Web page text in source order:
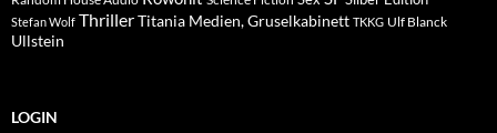
Stefan Wolf ThrillerTitania Medien, Gruselkabinett TKKG Ulf Blanck
Ullstein
LOGIN